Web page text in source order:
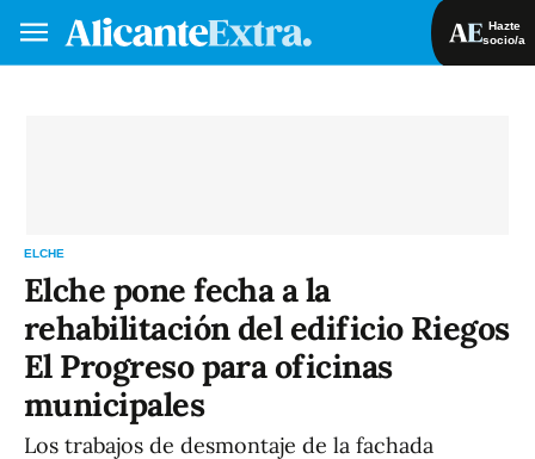
Hazte
socio/a
ELCHE
Elche pone fecha a la
rehabilitación del edificio Riegos
El Progreso para oficinas
municipales
Los trabajos de desmontaje de la fachada